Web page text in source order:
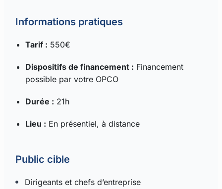
Informations pratiques
Tarif : 550€
Dispositifs de financement : Financement
possible par votre OPCO
Durée : 21h
Lieu : En présentiel, à distance
Public cible
Dirigeants et chefs d’entreprise